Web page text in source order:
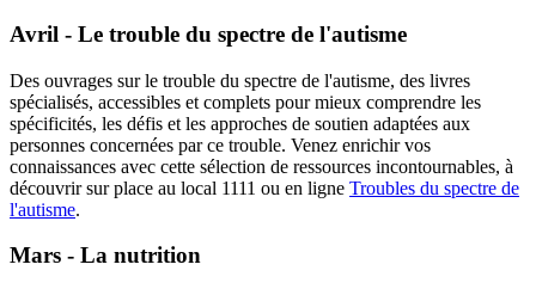
Avril - Le trouble du spectre de l'autisme
Des ouvrages sur le trouble du spectre de l'autisme, des livres
spécialisés, accessibles et complets pour mieux comprendre les
spécificités, les défis et les approches de soutien adaptées aux
personnes concernées par ce trouble. Venez enrichir vos
connaissances avec cette sélection de ressources incontournables, à
découvrir sur place au local 1111 ou en ligne Troubles du spectre de
l'autisme.
Mars - La nutrition